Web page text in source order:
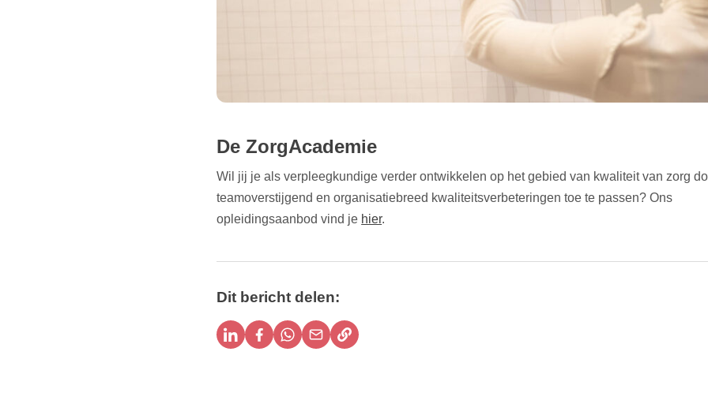
De ZorgAcademie
Wil jij je als verpleegkundige verder ontwikkelen op het gebied van kwaliteit van zorg
teamoverstijgend en organisatiebreed kwaliteitsverbeteringen toe te passen? Ons
opleidingsaanbod vind je hier.
Dit bericht delen:
Delen via linkedin
Delen via facebook
Delen via whatsapp
Delen via e-mail